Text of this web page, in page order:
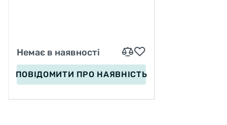
Немає в наявності
ПОВІДОМИТИ ПРО НАЯВНІСТЬ